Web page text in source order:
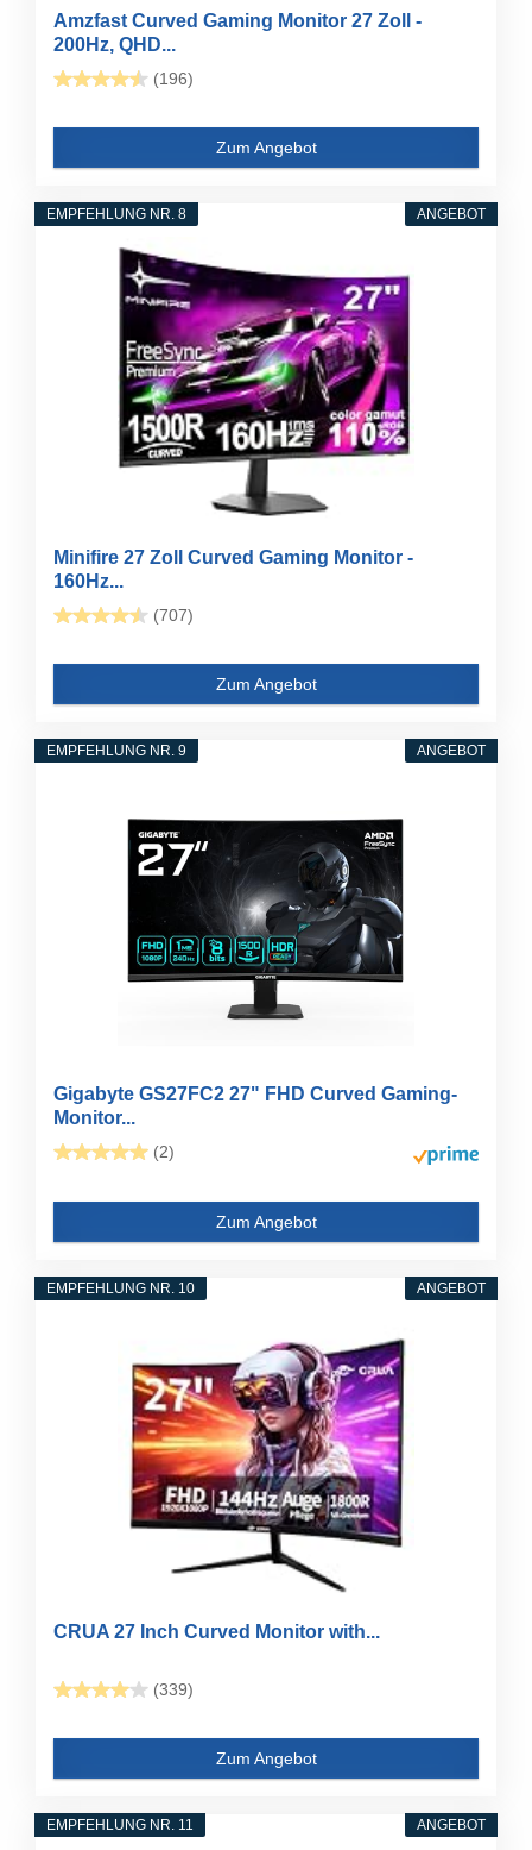
Amzfast Curved Gaming Monitor 27 Zoll -
200Hz, QHD...
(196)
Zum Angebot
ANGEBOT
EMPFEHLUNG NR. 8
Minifire 27 Zoll Curved Gaming Monitor -
160Hz...
(707)
Zum Angebot
ANGEBOT
EMPFEHLUNG NR. 9
Gigabyte GS27FC2 27" FHD Curved Gaming-
Monitor...
(2)
Zum Angebot
ANGEBOT
EMPFEHLUNG NR. 10
CRUA 27 Inch Curved Monitor with...
(339)
Zum Angebot
ANGEBOT
EMPFEHLUNG NR. 11